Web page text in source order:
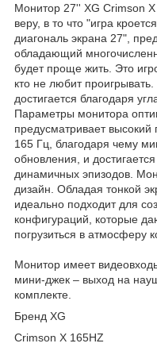
Монитор 27'' XG Crimson
веру, в то что "игра
диагональ экрана 27",
обладающий
будет проще жить. Это
кто не любит
достигается благодаря
Параметры монитора
предусматривает высокий
165 Гц, благодаря чему
обновления, и
динамичных эпизодов.
дизайн. Обладая тонкой
идеально подходит для
конфигураций, которые
погрузиться в атмосферу
Монитор имеет
мини-джек – выход на
комплекте.
Бренд XG
Crimson X 165HZ